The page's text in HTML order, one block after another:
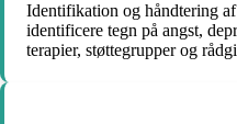
Identifikation og håndtering
identificere tegn på angst,
terapier, støttegrupper og